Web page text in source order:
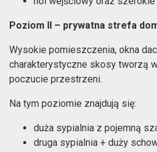
Poziom II – prywatna strefa
Wysokie pomieszczenia, okna
charakterystyczne skosy tworzą
poczucie przestrzeni.
Na tym poziomie znajdują się:
duża sypialnia z pojemną
druga sypialnia + duży